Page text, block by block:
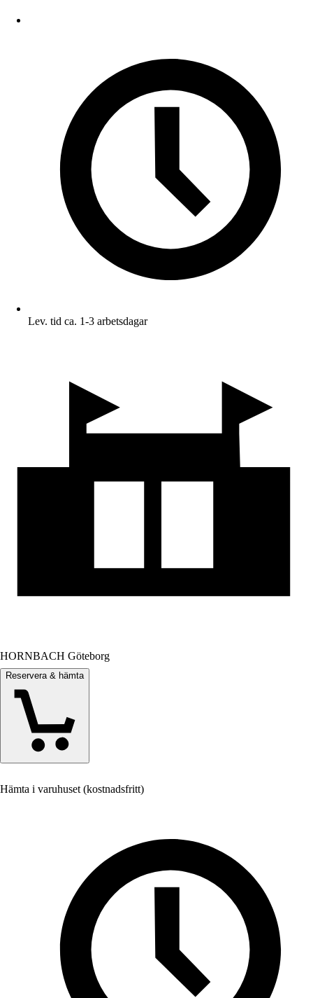
Lev. tid ca. 1-3 arbetsdagar
HORNBACH Göteborg
Reservera & hämta
Hämta i varuhuset (kostnadsfritt)